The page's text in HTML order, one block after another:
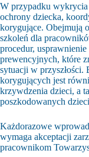
W przypadku wykrycia
ochrony dziecka,
korygujące. Obejmują
szkoleń dla
procedur,
prewencyjnych, które
sytuacji w przyszłości.
korygujących jest
krzywdzenia dzieci, a
poszkodowanych
Każdorazowe
wymaga akceptacji
pracownikom